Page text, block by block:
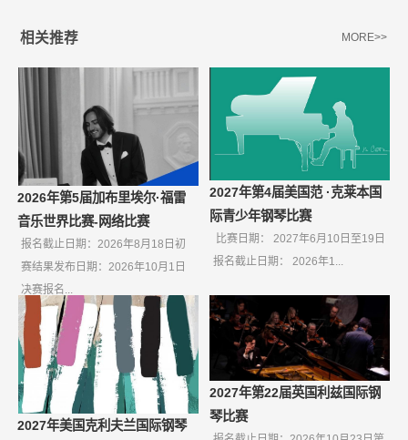
相关推荐 MORE>>
2026年第5届加布里埃尔·福雷
音乐世界比赛-网络比赛
报名截止日期：2026年8月18日初
赛结果发布日期：2026年10月1日
决赛报名...
2027年第4届美国范 ·克莱本国
际青少年钢琴比赛
比赛日期： 2027年6月10日至19日
报名截止日期： 2026年1...
2027年美国克利夫兰国际钢琴
2027年第22届英国利兹国际钢
琴比赛